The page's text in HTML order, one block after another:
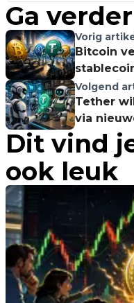
Ga
Vorig
Bitcoin
Volgend
Tether
via
miljard
Dit vind
ook leuk